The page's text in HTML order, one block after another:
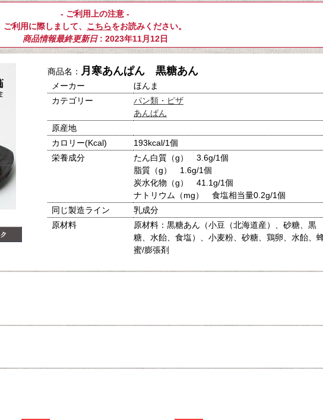
- ご利用上の注意 -
ご利用に際しまして、 こちらをお読みください。
商品情報最終更新日: 2023年11月12日
商品名： 月寒あんぱん 黒糖あん
メーカー
ほんま
カテゴリー
パン類・ピザ
あんぱん
原産地
カロリー(Kcal)
193kcal/1個
栄養成分
たん白質（g） 3.6g/1個
脂質（g） 1.6g/1個
炭水化物（g） 41.1g/1個
ナトリウム（mg） 食塩相当量0.2g/1個
同じ製造ライン
乳成分
原材料
原材料：黒糖あん（小豆（北海道産）、砂糖、黒
糖、水飴、食塩）、小麦粉、砂糖、鶏卵、水飴、
蜜/膨張剤